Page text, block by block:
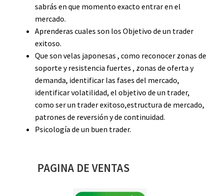
sabrás en que momento exacto entrar en el
mercado.
Aprenderas cuales son los Objetivo de un trader
exitoso.
Que son velas japonesas , como reconocer zonas de
soporte y resistencia fuertes , zonas de oferta y
demanda, identificar las fases del mercado,
identificar volatilidad, el objetivo de un trader,
como ser un trader exitoso,estructura de mercado,
patrones de reversión y de continuidad.
Psicología de un buen trader.
PAGINA DE VENTAS